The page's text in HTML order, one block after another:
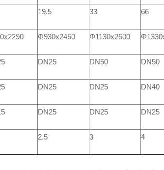
19.5 33 66
Φ930x2450 Φ1130x2500
DN25 DN50 DN50
DN25 DN25 DN40
DN25 DN25 DN25
2.5 3 4